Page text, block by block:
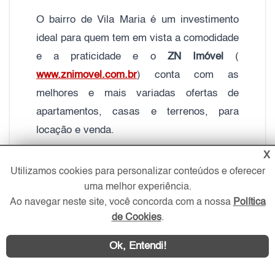
O bairro de Vila Maria é um investimento
ideal para quem tem em vista a comodidade
e a praticidade e o ZN Imóvel
(
www.znimovel.com.br) conta com as
melhores e mais variadas ofertas de
apartamentos, casas e terrenos, para
locação e venda.
Elaborado por Gustavo Monteiro e editado
por Marcel Toledo e Fabiana Maia
X
Utilizamos cookies para personalizar conteúdos e oferecer
uma melhor experiência.
Ao navegar neste site, você concorda com a nossa Política
de Cookies.
Ok, Entendi!